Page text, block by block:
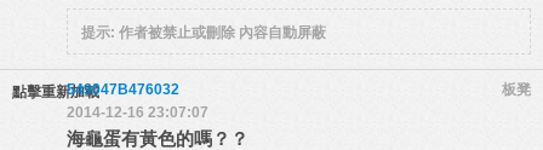
提示: 作者被禁止或刪除 內容自動屏蔽
點擊重新加載 板凳
549047B476032
2014-12-16 23:07:07
海龜蛋有黃色的嗎？？